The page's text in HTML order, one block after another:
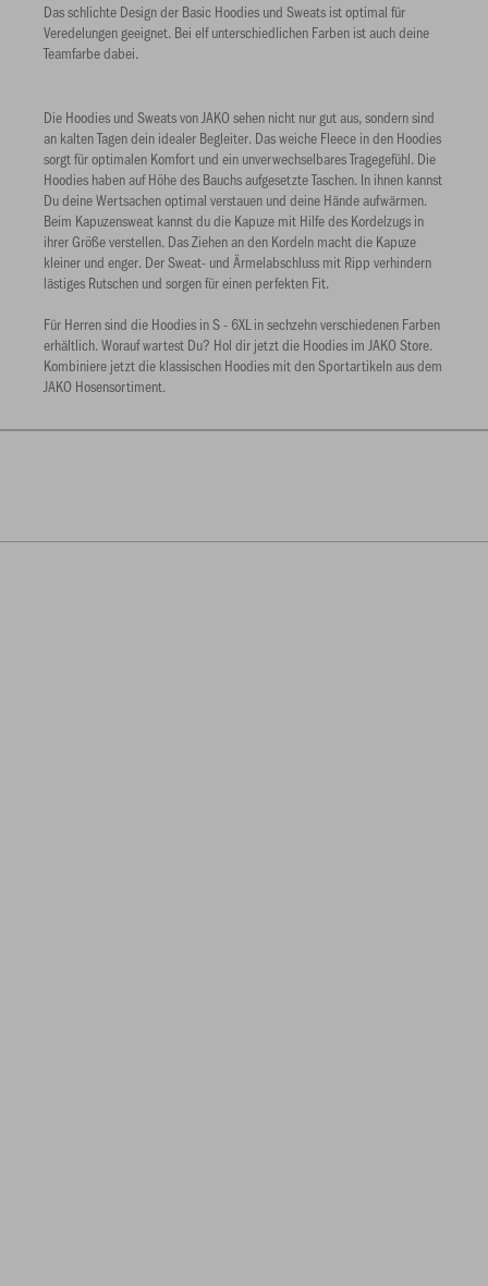
Das schlichte Design der Basic Hoodies und Sweats ist optimal für
Veredelungen geeignet. Bei elf unterschiedlichen Farben ist auch deine
Teamfarbe dabei.
Die Hoodies und Sweats von JAKO sehen nicht nur gut aus, sondern sind
an kalten Tagen dein idealer Begleiter. Das weiche Fleece in den Hoodies
sorgt für optimalen Komfort und ein unverwechselbares Tragegefühl. Die
Hoodies haben auf Höhe des Bauchs aufgesetzte Taschen. In ihnen kannst
Du deine Wertsachen optimal verstauen und deine Hände aufwärmen.
Beim Kapuzensweat kannst du die Kapuze mit Hilfe des Kordelzugs in
ihrer Größe verstellen. Das Ziehen an den Kordeln macht die Kapuze
kleiner und enger. Der Sweat- und Ärmelabschluss mit Ripp verhindern
lästiges Rutschen und sorgen für einen perfekten Fit.
Für Herren sind die Hoodies in S - 6XL in sechzehn verschiedenen Farben
erhältlich. Worauf wartest Du? Hol dir jetzt die Hoodies im JAKO Store.
Kombiniere jetzt die klassischen Hoodies mit den Sportartikeln aus dem
JAKO Hosensortiment.